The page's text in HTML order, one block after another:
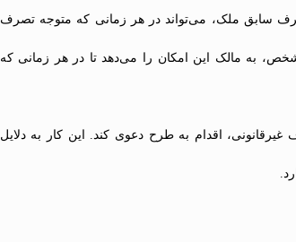
سابق ملک، می‌تواند در هر زمانی که متوجه تصرف
به مالک این امکان را می‌دهد تا در هر زمانی که
اقدام به طرح دعوی کند. این کار به دلایل